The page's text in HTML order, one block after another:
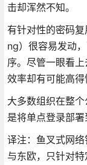
击却浑然不知。
有针对性的密码
ng）很容易发动
序。尽管一眼看
效率却有可能高得
大多数组织在整
是将单点登录部署
译注：鱼叉式网
与东欧，只针对